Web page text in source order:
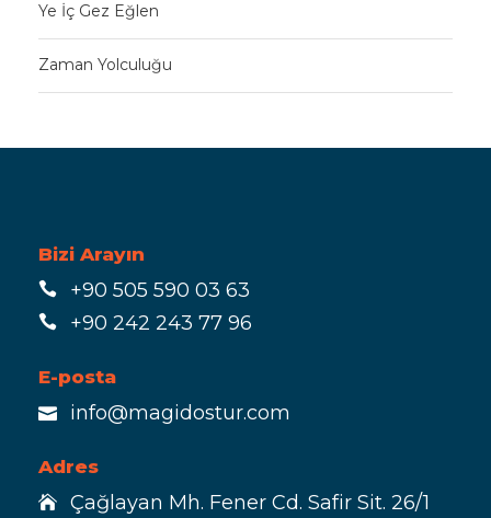
Ye İç Gez Eğlen
Zaman Yolculuğu
Bizi Arayın
+90 505 590 03 63
+90 242 243 77 96
E-posta
info@magidostur.com
Adres
Çağlayan Mh. Fener Cd. Safir Sit. 26/1